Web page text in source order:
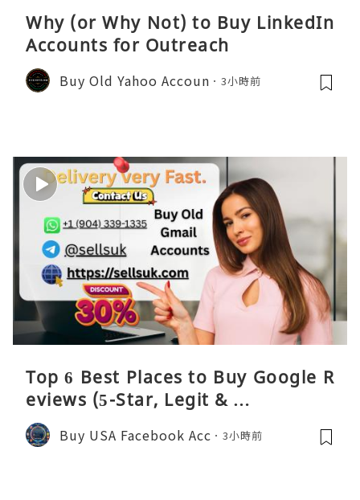
Why (or Why Not) to Buy LinkedIn
Accounts for Outreach
Buy Old Yahoo Accoun 3小時前
Top 6 Best Places to Buy Google R
eviews (5-Star, Legit & …
Buy USA Facebook Acc 3小時前